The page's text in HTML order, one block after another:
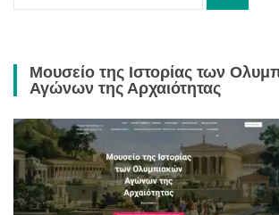
Μουσείο της Ιστορίας των
Αγώνων της Αρχαιότητας